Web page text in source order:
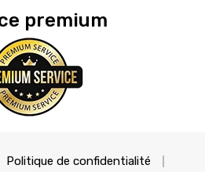
premium
Politique de confidentialité